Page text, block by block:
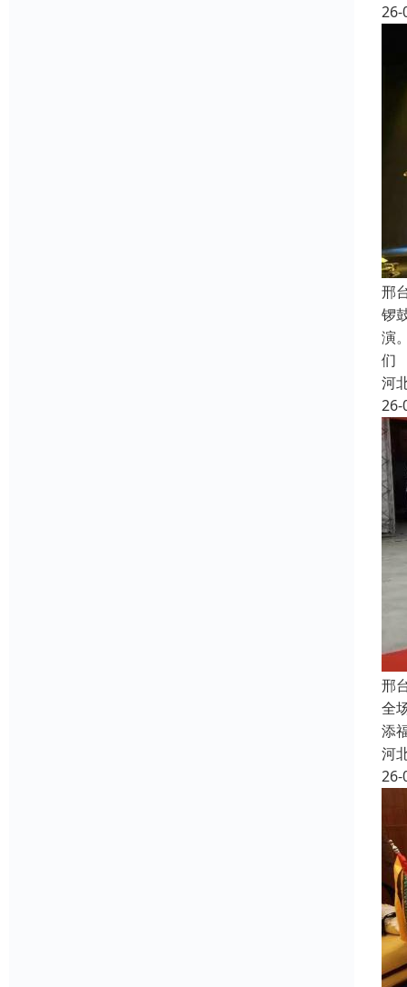
26-
邢
锣
演
们
河
26-
邢
全
添
河
26-